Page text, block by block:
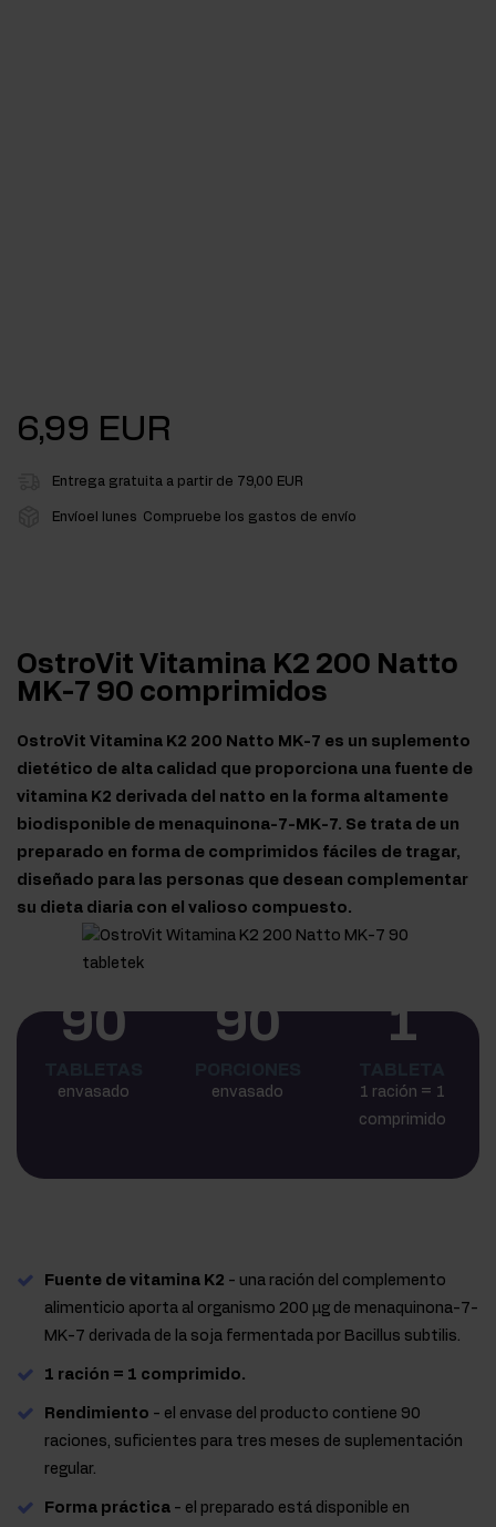
6,99 EUR
Entrega gratuita a partir de 79,00 EUR
Envíoel lunes Compruebe los gastos de envío
OstroVit Vitamina K2 200 Natto
MK-7 90 comprimidos
OstroVit Vitamina K2 200 Natto MK-7 es un suplemento
dietético de alta calidad que proporciona una fuente de
vitamina K2 derivada del natto en la forma altamente
biodisponible de menaquinona-7-MK-7. Se trata de un
preparado en forma de comprimidos fáciles de tragar,
diseñado para las personas que desean complementar
su dieta diaria con el valioso compuesto.
90
envasado
90
envasado
1
1 ración = 1
comprimido
Fuente de vitamina K2 - una ración del complemento
alimenticio aporta al organismo 200 µg de menaquinona-7-
MK-7 derivada de la soja fermentada por Bacillus subtilis.
1 ración = 1 comprimido.
Rendimiento - el envase del producto contiene 90
raciones, suficientes para tres meses de suplementación
regular.
Forma práctica - el preparado está disponible en